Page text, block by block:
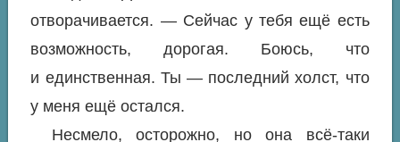
отворачивается. — Сейчас у тебя ещё есть
возможность, дорогая. Боюсь, что
и единственная. Ты — последний холст, что
у меня ещё остался.
Несмело, осторожно, но она всё-таки